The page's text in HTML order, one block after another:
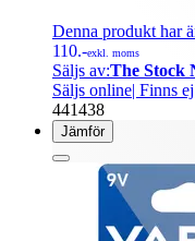
Denna produkt har
110.-exkl. moms
Säljs av:The Stock
Säljs online| Finns
441438
Jämför